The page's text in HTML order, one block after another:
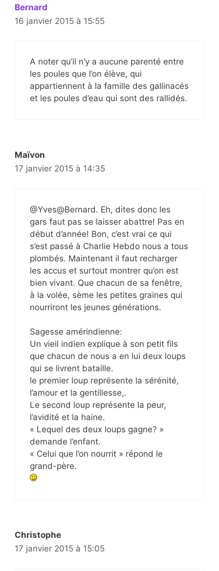
Bernard
16 janvier 2015 à 15:55
A noter qu’il n’y a aucune parenté entre
les poules que l’on élève, qui
appartiennent à la famille des gallinacés
et les poules d’eau qui sont des rallidés.
Maïvon
17 janvier 2015 à 14:35
@Yves@Bernard. Eh, dites donc les
gars faut pas se laisser abattre! Pas en
début d’année! Bon, c’est vrai ce qui
s’est passé à Charlie Hebdo nous a tous
plombés. Maintenant il faut recharger
les accus et surtout montrer qu’on est
bien vivant. Que chacun de sa fenêtre,
à la volée, sème les petites graines qui
nourriront les jeunes générations.
Sagesse amérindienne:
Un vieil indien explique à son petit fils
que chacun de nous a en lui deux loups
qui se livrent bataille.
le premier loup représente la sérénité,
l’amour et la gentillesse,.
Le second loup représente la peur,
l’avidité et la haine.
« Lequel des deux loups gagne? »
demande l’enfant.
« Celui que l’on nourrit » répond le
grand-père.
Christophe
17 janvier 2015 à 15:05